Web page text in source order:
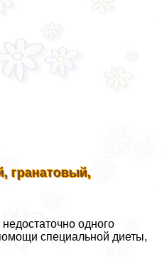
гранатовый,
одного
специальной диеты,